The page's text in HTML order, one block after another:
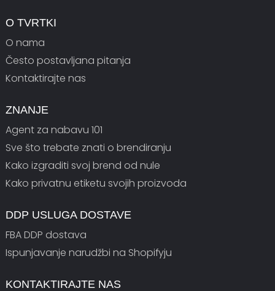
O TVRTKI
O nama
Često postavljana pitanja
Kontaktirajte nas
ZNANJE
Agent za nabavu 101
Sve što trebate znati o brendiranju
Kako izgraditi svoj brend od nule
Kako privatnu etiketu svojih proizvoda
DDP USLUGA DOSTAVE
FBA DDP dostava
Ispunjavanje narudžbi na Shopifyju
KONTAKTIRAJTE NAS